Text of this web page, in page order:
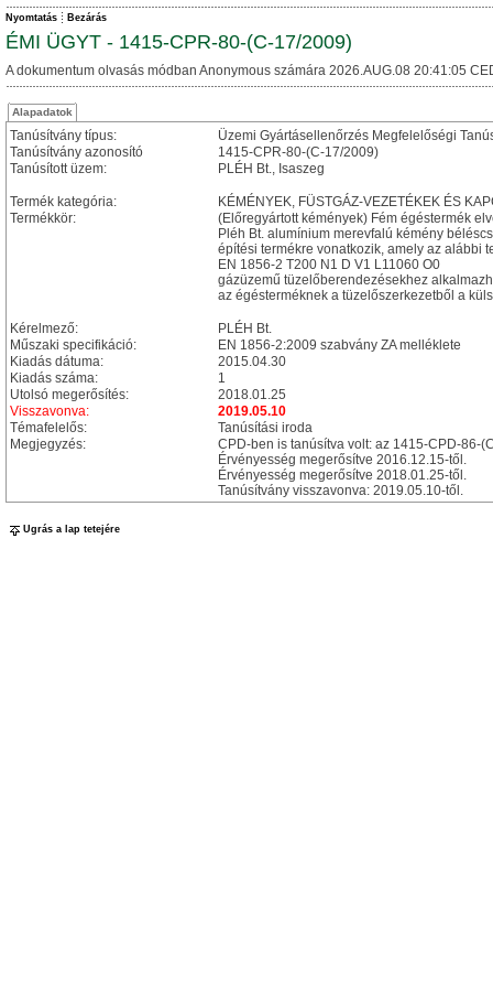
Nyomtatás Bezárás
ÉMI ÜGYT - 1415-CPR-80-(C-17/2009)
A dokumentum olvasás módban Anonymous számára 2026.AUG.08 20:41:05
Alapadatok
Tanúsítvány típus:
Üzemi Gyártásellenőrzés Megfelelőségi
Tanúsítvány azonosító
1415-CPR-80-(C-17/2009)
Tanúsított üzem:
PLÉH Bt., Isaszeg
Termék kategória:
KÉMÉNYEK, FÜSTGÁZ-VEZETÉKEK ÉS
Termékkör:
(Előregyártott kémények) Fém égéstermék
Pléh Bt. alumínium merevfalú kémény
építési termékre vonatkozik, amely az alábbi
EN 1856-2 T200 N1 D V1 L11060 O0
gázüzemű tüzelőberendezésekhez
az égésterméknek a tüzelőszerkezetből a
Kérelmező:
PLÉH Bt.
Műszaki specifikáció:
EN 1856-2:2009 szabvány ZA melléklete
Kiadás dátuma:
2015.04.30
Kiadás száma:
1
Utolsó megerősítés:
2018.01.25
Visszavonva:
2019.05.10
Témafelelős:
Tanúsítási iroda
Megjegyzés:
CPD-ben is tanúsítva volt: az 1415-CPD-86-
Érvényesség megerősítve 2016.12.15-től.
Érvényesség megerősítve 2018.01.25-től.
Tanúsítvány visszavonva: 2019.05.10-től.
Ugrás a lap tetejére